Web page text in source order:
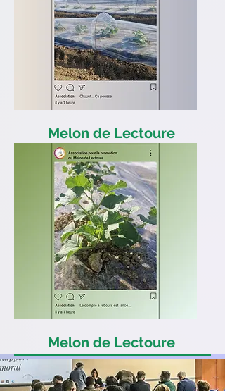
Melon de Lectoure
Chuutt ça pousse !!
Melon de Lectoure
Le compte à rebours